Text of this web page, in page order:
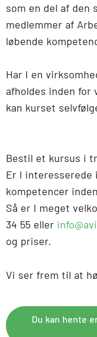
som en del af den
medlemmer af
løbende
Har I en
afholdes inden for
kan kurset
Bestil et kursus i
Er I interesserede
kompetencer
Så er I meget
34 55 eller
og priser.
Vi ser frem til at
Du kan hente